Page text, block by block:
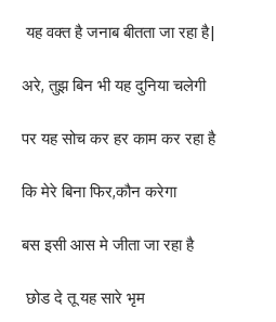
यह वक्त है जनाब बीतता जा रहा है|
अरे, तुझ बिन भी यह दुनिया चलेगी
पर यह सोच कर हर काम कर रहा है
कि मेरे बिना फिर,कौन करेगा
बस इसी आस मे जीता जा रहा है
छोड दे तू यह सारे भृम